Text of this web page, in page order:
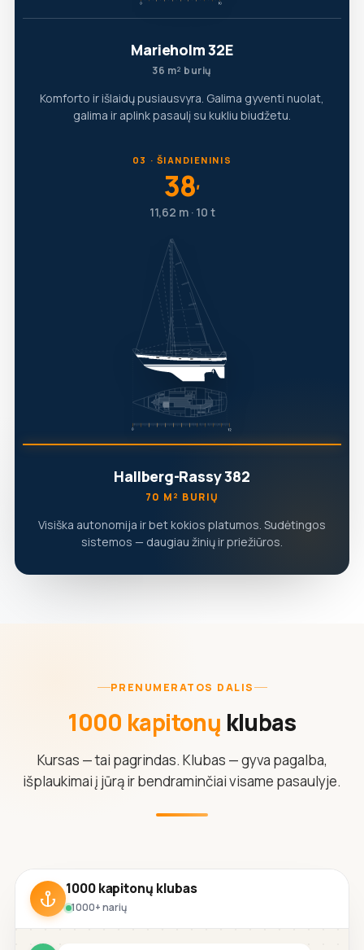
Marieholm 32E
36 m² burių
Komforto ir išlaidų pusiausvyra. Galima gyventi nuolat,
galima ir aplink pasaulį su kukliu biudžetu.
03 · ŠIANDIENINIS
38′
11,62 m · 10 t
Hallberg-Rassy 382
70 M² BURIŲ
Visiška autonomija ir bet kokios platumos. Sudėtingos
sistemos — daugiau žinių ir priežiūros.
PRENUMERATOS DALIS
1000 kapitonų klubas
Kursas — tai pagrindas. Klubas — gyva pagalba,
išplaukimai į jūrą ir bendraminčiai visame pasaulyje.
1000 kapitonų klubas
1000+ narių